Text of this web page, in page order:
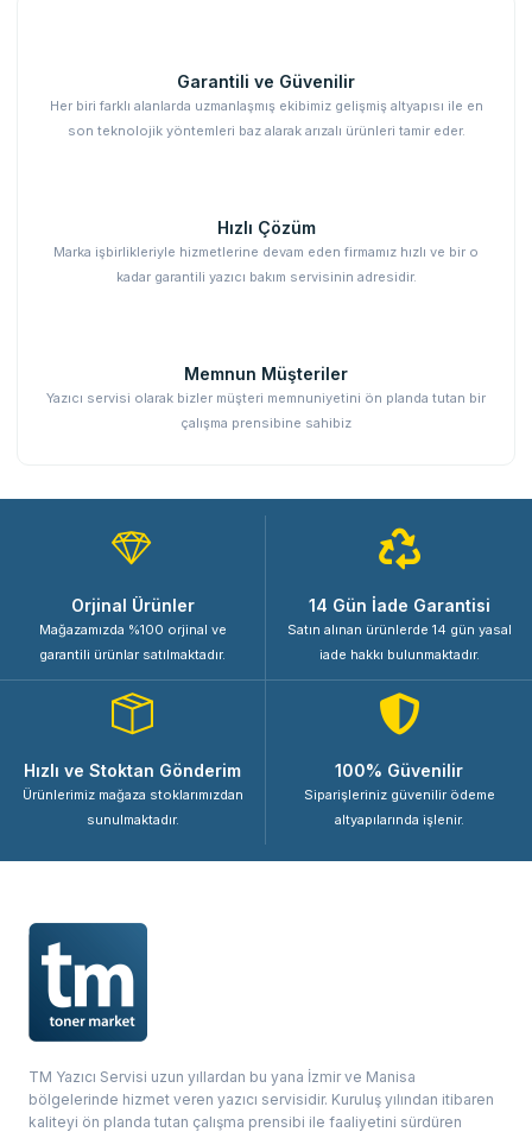
Garantili ve Güvenilir
Her biri farklı alanlarda uzmanlaşmış ekibimiz gelişmiş altyapısı ile en
son teknolojik yöntemleri baz alarak arızalı ürünleri tamir eder.
Hızlı Çözüm
Marka işbirlikleriyle hizmetlerine devam eden firmamız hızlı ve bir o
kadar garantili yazıcı bakım servisinin adresidir.
Memnun Müşteriler
Yazıcı servisi olarak bizler müşteri memnuniyetini ön planda tutan bir
çalışma prensibine sahibiz
Orjinal Ürünler
Mağazamızda %100 orjinal ve
garantili ürünlar satılmaktadır.
14 Gün İade Garantisi
Satın alınan ürünlerde 14 gün yasal
iade hakkı bulunmaktadır.
Hızlı ve Stoktan Gönderim
Ürünlerimiz mağaza stoklarımızdan
sunulmaktadır.
100% Güvenilir
Siparişleriniz güvenilir ödeme
altyapılarında işlenir.
TM Yazıcı Servisi uzun yıllardan bu yana İzmir ve Manisa
bölgelerinde hizmet veren yazıcı servisidir. Kuruluş yılından itibaren
kaliteyi ön planda tutan çalışma prensibi ile faaliyetini sürdüren